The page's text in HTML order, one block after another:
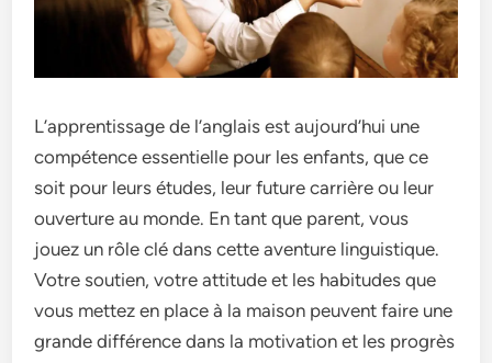
L’apprentissage de l’anglais est aujourd’hui une
compétence essentielle pour les enfants, que ce
soit pour leurs études, leur future carrière ou leur
ouverture au monde. En tant que parent, vous
jouez un rôle clé dans cette aventure linguistique.
Votre soutien, votre attitude et les habitudes que
vous mettez en place à la maison peuvent faire une
grande différence dans la motivation et les progrès